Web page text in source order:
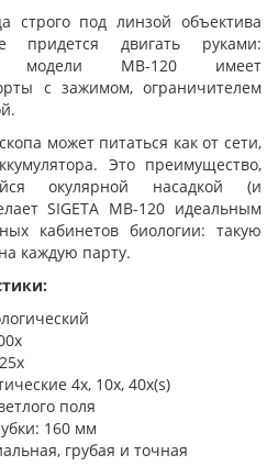
строго под линзой объектива
придется двигать руками:
модели MB-120 имеет
с зажимом, ограничителем
может питаться как от сети,
Это преимущество,
окулярной насадкой (и
SIGETA MB-120 идеальным
кабинетов биологии: такую
каждую парту.
4x, 10x, 40x(s)
поля
160 мм
грубая и точная